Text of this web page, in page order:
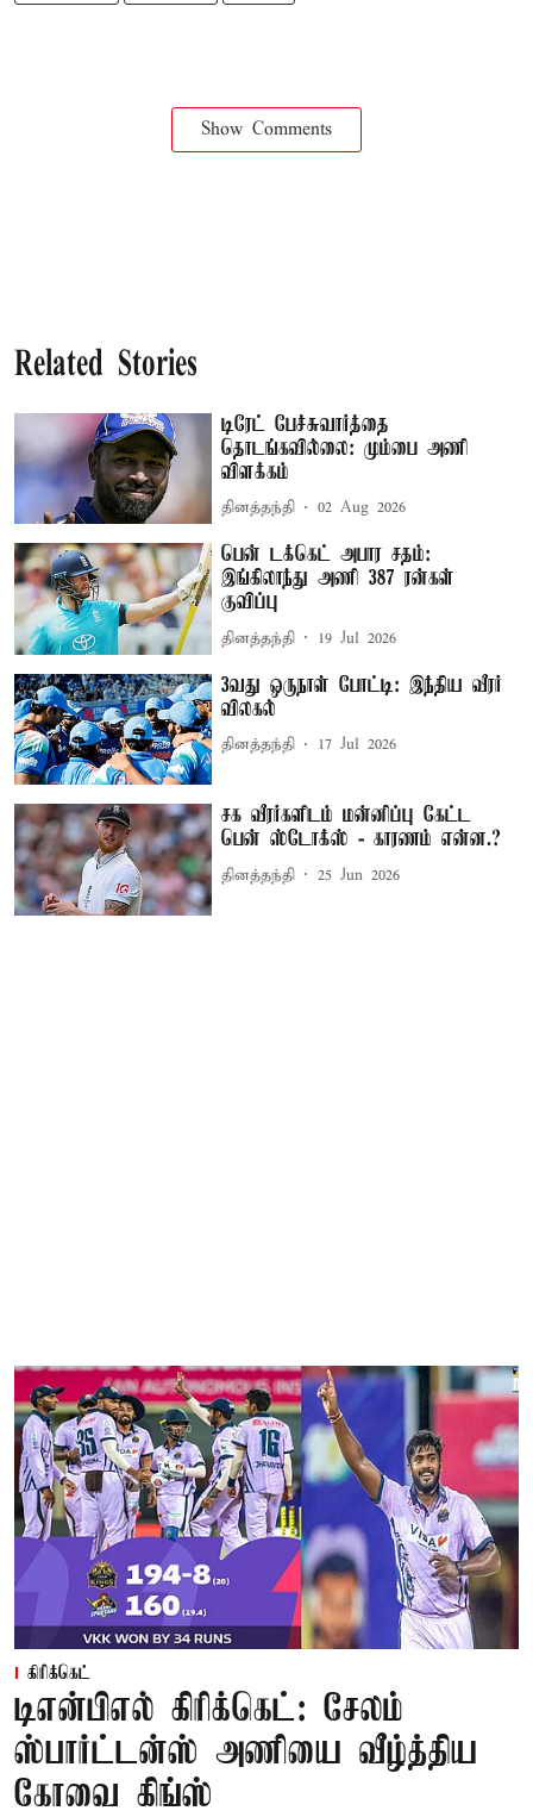
Show Comments
Related Stories
டிரேட் பேச்சுவார்த்தை
தொடங்கவில்லை: மும்பை அணி
விளக்கம்
தினத்தந்தி 02 Aug 2026
பென் டக்கெட் அபார சதம்:
இங்கிலாந்து அணி 387 ரன்கள்
குவிப்பு
தினத்தந்தி 19 Jul 2026
3வது ஒருநாள் போட்டி: இந்திய வீரர்
விலகல்
தினத்தந்தி 17 Jul 2026
சக வீரர்களிடம் மன்னிப்பு கேட்ட
பென் ஸ்டோக்ஸ் - காரணம் என்ன.?
தினத்தந்தி 25 Jun 2026
கிரிக்கெட்
டிஎன்பிஎல் கிரிக்கெட்: சேலம்
ஸ்பார்ட்டன்ஸ் அணியை வீழ்த்திய
கோவை கிங்ஸ்